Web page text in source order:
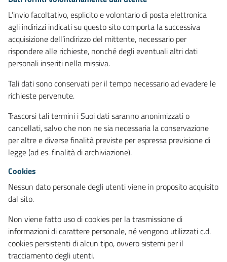
L’invio facoltativo, esplicito e volontario di posta elettronica
agli indirizzi indicati su questo sito comporta la successiva
acquisizione dell’indirizzo del mittente, necessario per
rispondere alle richieste, nonché degli eventuali altri dati
personali inseriti nella missiva.
Tali dati sono conservati per il tempo necessario ad evadere le
richieste pervenute.
Trascorsi tali termini i Suoi dati saranno anonimizzati o
cancellati, salvo che non ne sia necessaria la conservazione
per altre e diverse finalità previste per espressa previsione di
legge (ad es. finalità di archiviazione).
Cookies
Nessun dato personale degli utenti viene in proposito acquisito
dal sito.
Non viene fatto uso di cookies per la trasmissione di
informazioni di carattere personale, né vengono utilizzati c.d.
cookies persistenti di alcun tipo, ovvero sistemi per il
tracciamento degli utenti.